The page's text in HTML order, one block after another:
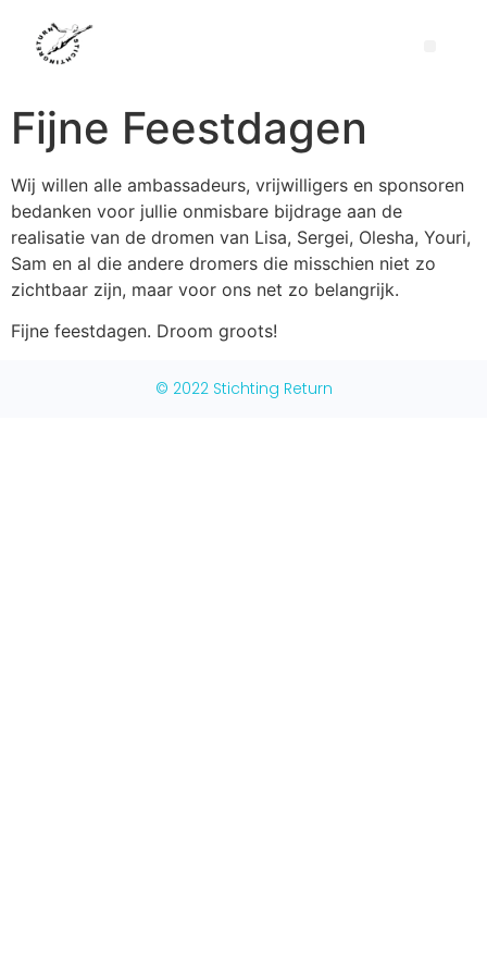
Fijne Feestdagen
Wij willen alle ambassadeurs, vrijwilligers en sponsoren
bedanken voor jullie onmisbare bijdrage aan de
realisatie van de dromen van Lisa, Sergei, Olesha, Youri,
Sam en al die andere dromers die misschien niet zo
zichtbaar zijn, maar voor ons net zo belangrijk.
Fijne feestdagen. Droom groots!
© 2022 Stichting Return